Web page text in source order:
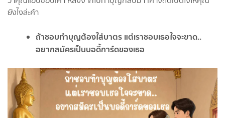
ยังไงล่ะค้า
ถ้าชอบทำบุญต้องใส่บาตร แต่เราชอบเธอใจจะขาด..
อยากสมัครเป็นบอดี้การ์ดของเธอ